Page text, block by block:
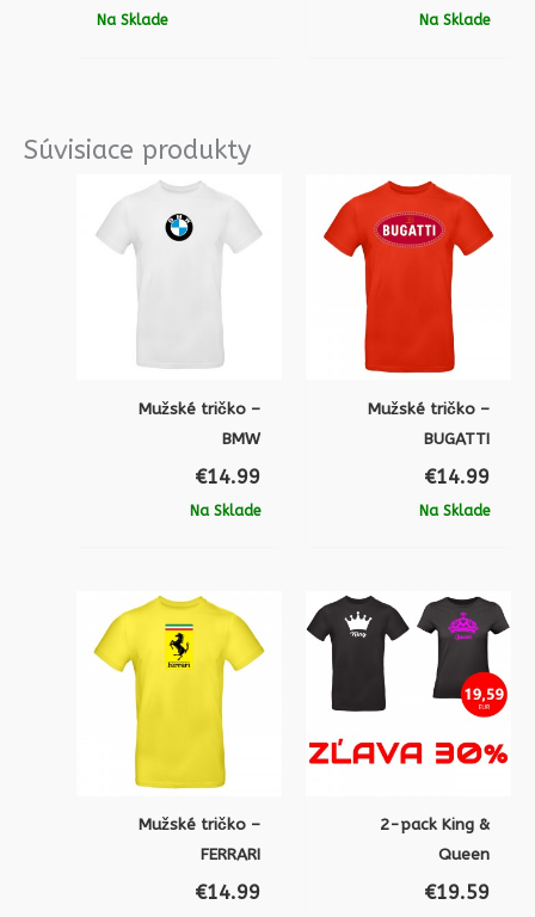
Na Sklade Na Sklade
Súvisiace produkty
Mužské tričko –
BMW
€14.99
Na Sklade
Mužské tričko –
BUGATTI
€14.99
Na Sklade
Mužské tričko –
FERRARI
€14.99
2-pack King &
Queen
€19.59